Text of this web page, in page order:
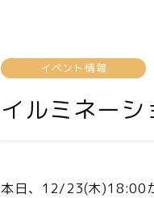
イベント情報
イルミネー
本日、12/23(木)18:00